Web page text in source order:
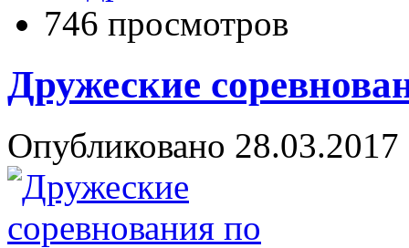
746 просмотров
Дружеские
Опубликовано